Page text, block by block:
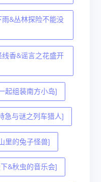
&丛林探险不能没
香&谣言之花盛开
起组装南方小岛]
急与谜之列车猎人]
里的兔子怪兽]
&秋虫的音乐会]